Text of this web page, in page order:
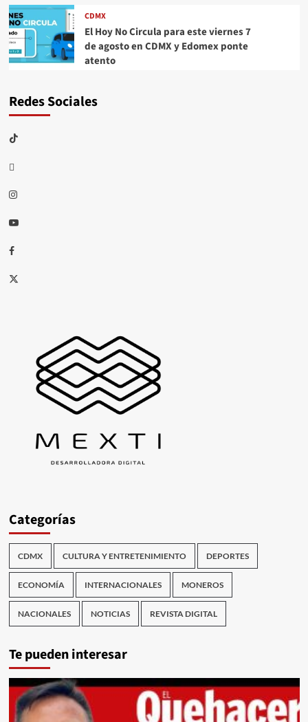
CDMX
El Hoy No Circula para este viernes 7
de agosto en CDMX y Edomex ponte
atento
Redes Sociales
TikTok
threads
Instagram
Youtube
Facebook
X
Categorías
CDMX CULTURA Y ENTRETENIMIENTO DEPORTES
ECONOMÍA INTERNACIONALES MONEROS
NACIONALES NOTICIAS REVISTA DIGITAL
Te pueden interesar